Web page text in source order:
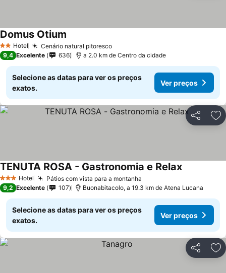
2 Estrelas
Hotel Cenário natural pitoresco
Domus Otium
9,4 Excelente 636 a 2.0 km de Centro da cidade
Selecione as datas para ver os preços
exatos.
Ver preços
Partilhar
3 EstrelasHotel Pátios com vista para a montanha
TENUTA ROSA - Gastronomia e Relax
9,2 Excelente 107 Buonabitacolo, a 19.3 km de Atena Lucana
Selecione as datas para ver os preços
exatos.
Ver preços
Partilhar